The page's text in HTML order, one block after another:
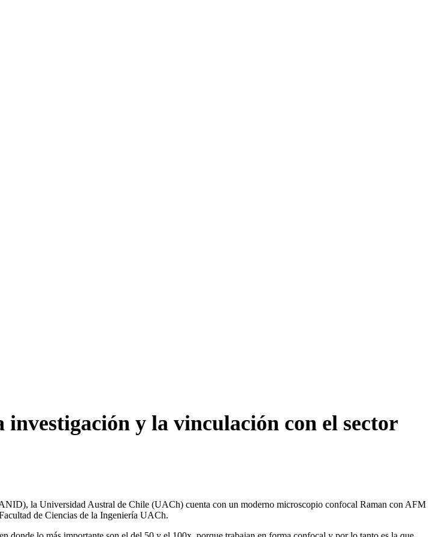
y la vinculación con el sector
la Universidad Austral de Chile (UACh) cuenta con un moderno microscopio confocal Raman con AFM
de Ciencias de la Ingeniería UACh.